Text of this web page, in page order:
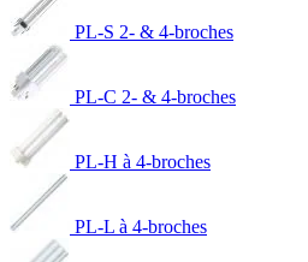
PL-S 2- & 4-broches
PL-C 2- & 4-broches
PL-H à 4-broches
PL-L à 4-broches